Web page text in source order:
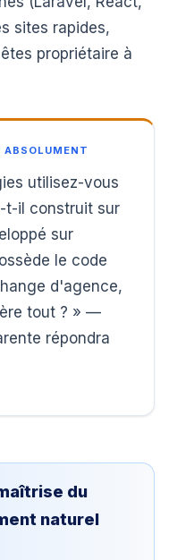
sites rapides,
propriétaire à
ABSOLUMENT
utilisez-vous
t-il construit sur
sur
le code
d'agence,
tout ? » —
répondra
du
naturel